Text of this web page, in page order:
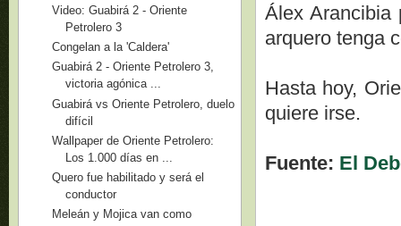
Álex Arancibia
arquero tenga
Hasta hoy,
quiere irse.
Fuente: El
Video: Guabirá 2 - Oriente
Petrolero 3
Congelan a la 'Caldera'
Guabirá 2 - Oriente Petrolero 3,
victoria agónica ...
Guabirá vs Oriente Petrolero, duelo
difícil
Wallpaper de Oriente Petrolero:
Los 1.000 días en ...
Quero fue habilitado y será el
conductor
Meleán y Mojica van como